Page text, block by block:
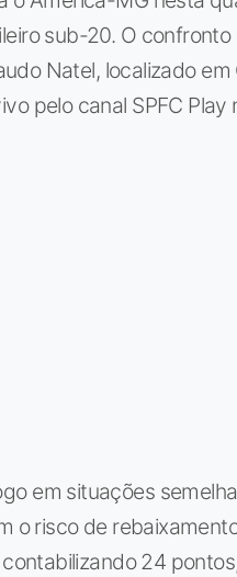
sub-20. O
Natel, localizado
pelo canal SPFC Play
em situações
o risco de
24